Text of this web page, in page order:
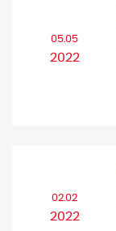
05.05
2022
02.02
2022